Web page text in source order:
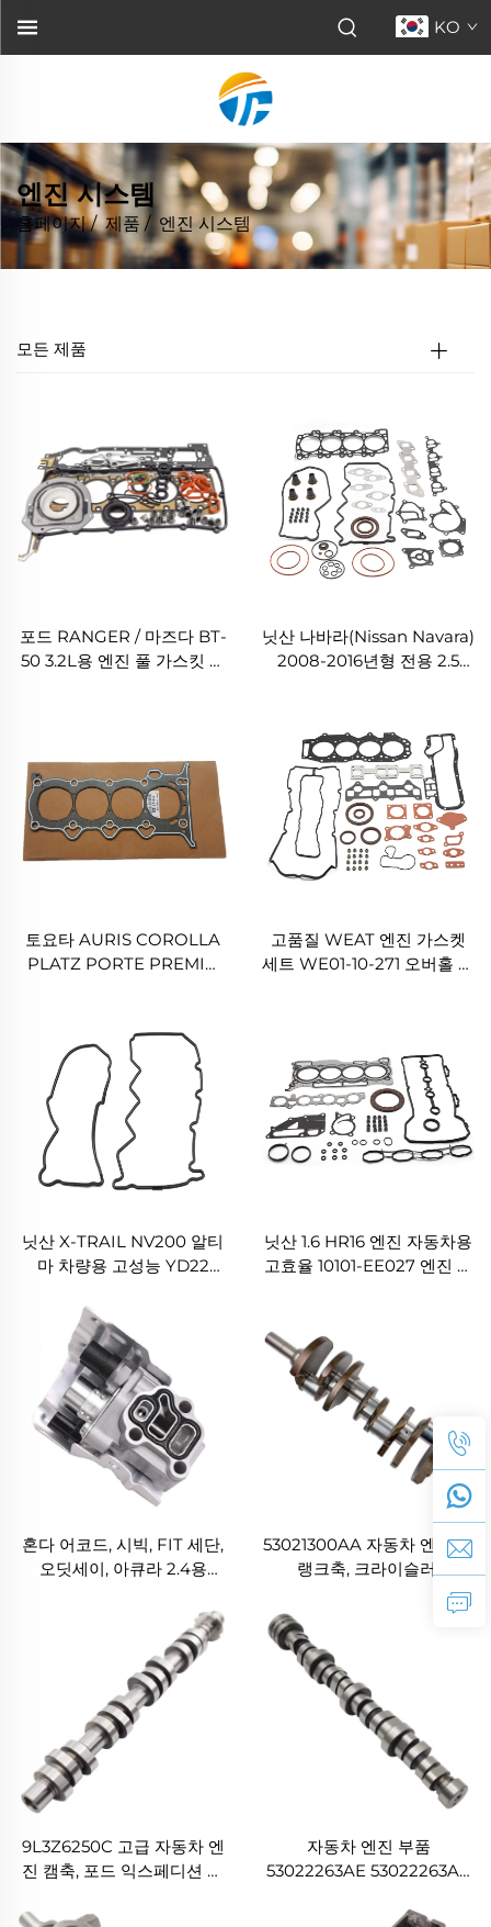
KO
엔진 시스템
홈페이지/제품 / 엔진 시스템
모든 제품
포드 RANGER / 마즈다 BT-
50 3.2L용 엔진 풀 가스킷 세
닛산 나바라(Nissan Navara)
2008-2016년형 전용 2.5
토요타 AURIS COROLLA
PLATZ PORTE PREMIO
헤드 가스켓
고품질 WEAT 엔진 가스켓
세트 WE01-10-271 오버홀 실
닛산 X-TRAIL NV200 알티
마 차량용 고성능 YD22
13270-AD20A
닛산 1.6 HR16 엔진 자동차용
고효율 10101-EE027 엔진 오
혼다 어코드, 시빅, FIT 세단,
오딧세이, 아큐라 2.4용
53021300AA 자동차 엔진 크
랭크축, 크라이슬러,
9L3Z6250C 고급 자동차 엔
진 캠축, 포드 익스페디션 익
4AT 4R75W용
자동차 엔진 부품
53022263AE 53022263AF
DODGE JEEP